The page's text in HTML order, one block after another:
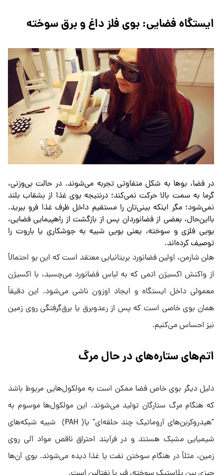
ایستگاه فضایی: بوی فلز داغ و برق سوخته
در فضا، بوها به شکل متفاوتی تجربه می‌شوند. در حالت بی‌وزنی،
گرما به سمت بالا حرکت نمی‌کند؛ درنتیجه بوی غذا از بشقاب بلند
نمی‌شود؛ مگر اینکه بینی‌تان را مستقیم داخل ظرف غذا فرو ببرید.
بااین‌حال، بعضی از فضانوردان پس از بازگشت از راهپیمایی فضایی،
بویی فلزی و سوخته، یعنی بویی شبیه به جوشکاری یا باروت را
توصیف کرده‌اند.
هلن شارمن، اولین فضانورد بریتانیایی معتقد است که این بو احتمالاً
از واکنش اکسیژن اتمی که به لباس فضانورد می‌چسبد، با اکسیژن
معمولی داخل ایستگاه و ایجاد اوزون ناشی می‌شود. این دقیقاً
همان بوی خاصی است که پس از رعدوبرق یا برق‌گرفتگی روی زمین
نیز احساس می‌کنیم.
اتم‌های ستاره‌های در حال مرگ
دلیل دیگر بوی خاص فضا ممکن است به مولکول‌هایی مربوط باشد
که هنگام مرگ ستارگان تولید می‌شوند. این مولکول‌ها موسوم به
"هیدروکربن‌های آروماتیک چند حلقه‌ای" یا( PAH) شبیه شبکه‌های
شیمیایی مشبک هستند و در فرآیند احتراق ناقص مواد آلی روی
زمین، مثلاً در هنگام سوختن نفت یا غذا دیده می‌شوند. بوی آن‌ها